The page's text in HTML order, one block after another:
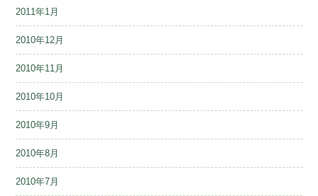
2011年1月
2010年12月
2010年11月
2010年10月
2010年9月
2010年8月
2010年7月